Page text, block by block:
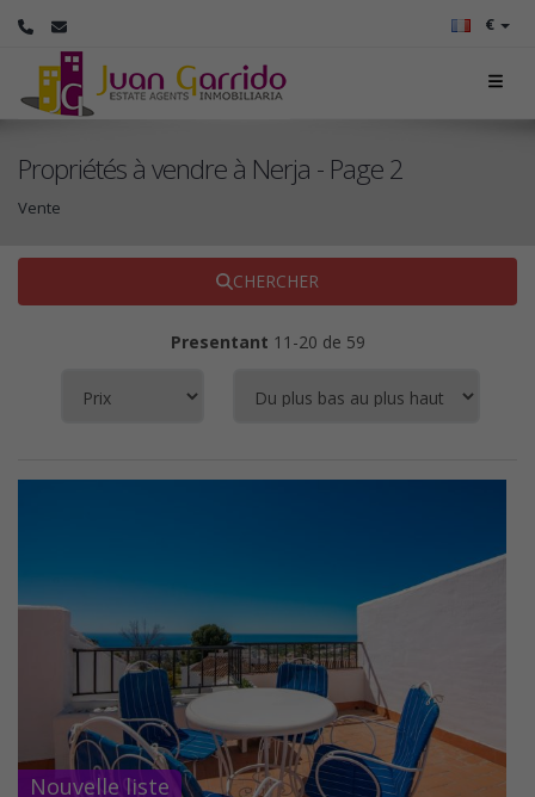
€
Propriétés à vendre à Nerja - Page 2
Vente
CHERCHER
Presentant 11-20 de 59
Nouvelle liste